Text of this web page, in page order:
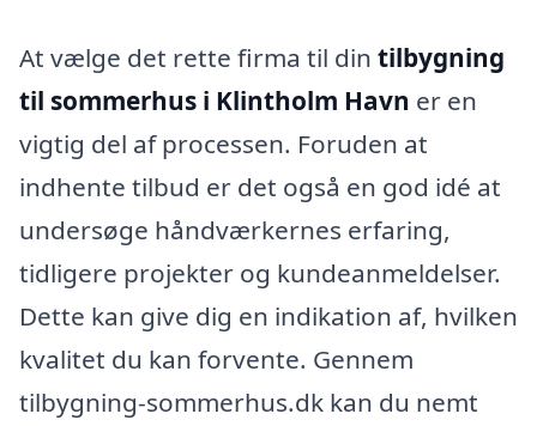
At vælge det rette firma til din tilbygning
til sommerhus i Klintholm Havn er en
vigtig del af processen. Foruden at
indhente tilbud er det også en god idé at
undersøge håndværkernes erfaring,
tidligere projekter og kundeanmeldelser.
Dette kan give dig en indikation af, hvilken
kvalitet du kan forvente. Gennem
tilbygning-sommerhus.dk kan du nemt